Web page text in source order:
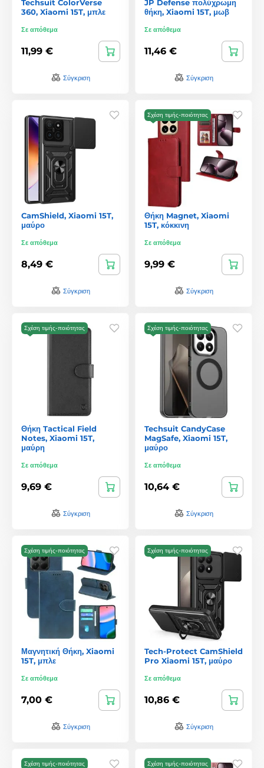
Techsuit ColorVerse
360, Xiaomi 15T, μπλε
Σε απόθεμα
11,99 €
Σύγκριση
JP Defense πολύχρωμη
θήκη, Xiaomi 15T, μωβ
Σε απόθεμα
11,46 €
Σύγκριση
CamShield, Xiaomi 15T,
μαύρο
Σε απόθεμα
8,49 €
Σύγκριση
Σχέση τιμής-ποιότητας
Θήκη Magnet, Xiaomi
15T, κόκκινη
Σε απόθεμα
9,99 €
Σύγκριση
Σχέση τιμής-ποιότητας
Θήκη Tactical Field
Notes, Xiaomi 15T,
μαύρη
Σε απόθεμα
9,69 €
Σύγκριση
Σχέση τιμής-ποιότητας
Techsuit CandyCase
MagSafe, Xiaomi 15T,
μαύρο
Σε απόθεμα
10,64 €
Σύγκριση
Σχέση τιμής-ποιότητας
Μαγνητική Θήκη, Xiaomi
15T, μπλε
Σε απόθεμα
7,00 €
Σύγκριση
Σχέση τιμής-ποιότητας
Tech-Protect CamShield
Pro Xiaomi 15T, μαύρο
Σε απόθεμα
10,86 €
Σύγκριση
Σχέση τιμής-ποιότητας Σχέση τιμής-ποιότητας